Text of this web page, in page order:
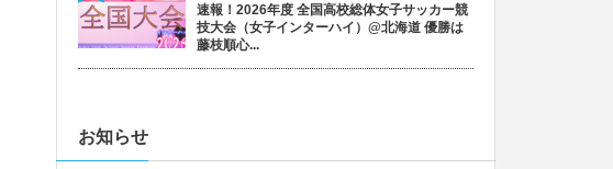
速報！2026年度 全国高校総体女子サッカー競
技大会（女子インターハイ）@北海道 優勝は
藤枝順心...
お知らせ